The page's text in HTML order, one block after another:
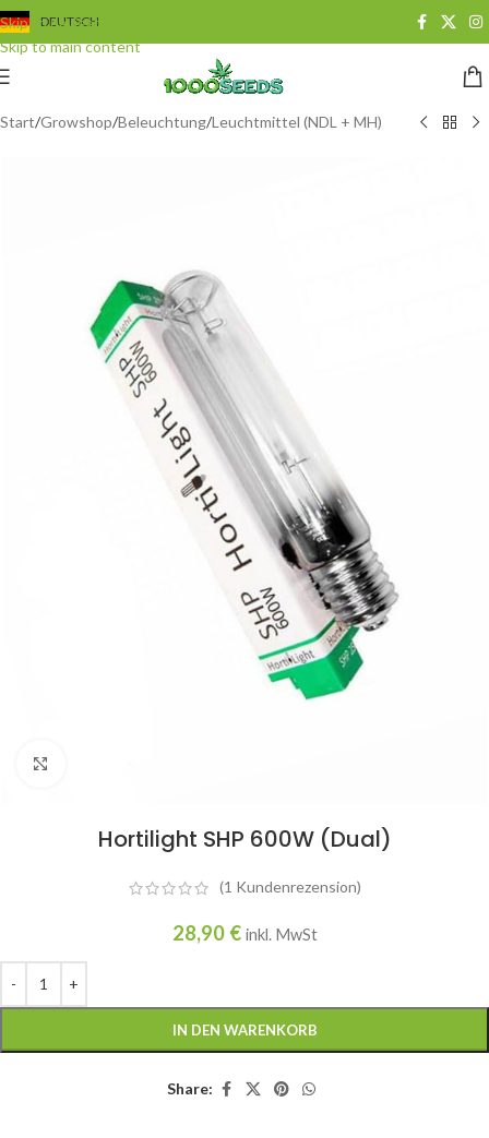
Skip to navigation
Skip to main content
DEUTSCH
Start/Growshop/Beleuchtung/Leuchtmittel (NDL + MH)
Hortilight SHP 600W (Dual)
(1 Kundenrezension)
28,90 € inkl. MwSt
IN DEN WARENKORB
Share: